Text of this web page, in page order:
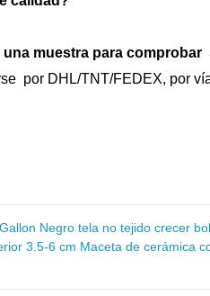
muestra para comprobar
por DHL/TNT/FEDEX, por
Negro tela no tejido crecer
3.5-6 cm Maceta de cerámica